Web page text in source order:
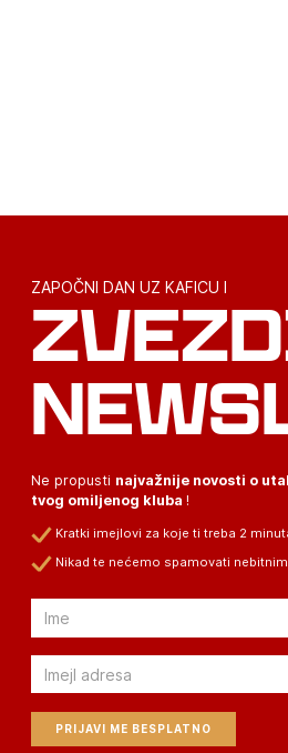
ZAPOČNI DAN UZ KAFICU I
Ne propusti najvažnije novosti o
tvog omiljenog kluba !
Kratki imejlovi za koje ti treba 2
Nikad te nećemo spamovati
Email
Email